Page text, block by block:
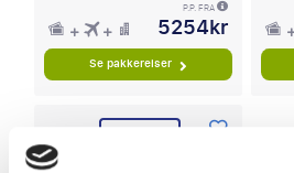
P.P. FRA
5254kr
Se pakkereiser